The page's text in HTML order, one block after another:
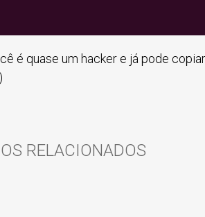
é quase um hacker e já pode
RELACIONADOS